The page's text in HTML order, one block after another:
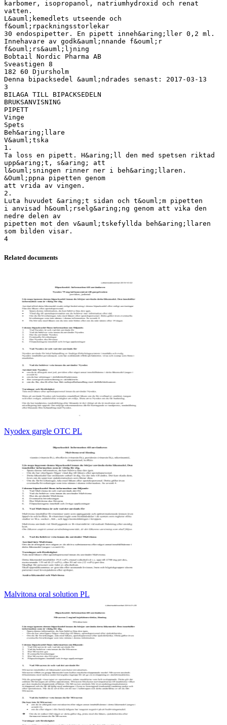
karbomer, isopropanol, natriumhydroxid och renat
vatten.
L&auml;kemedlets utseende och
f&ouml;rpackningsstorlekar
30 endospipetter. En pipett inneh&aring;ller 0,2 ml.
Innehavare av godk&auml;nnande f&ouml;r
f&ouml;rs&auml;ljning
Bobtail Nordic Pharma AB
Sveastigen 8
182 60 Djursholm
Denna bipacksedel &auml;ndrades senast: 2017-03-13
3
BILAGA TILL BIPACKSEDELN
BRUKSANVISNING
PIPETT
Vinge
Spets
Beh&aring;llare
V&auml;tska
1.
Ta loss en pipett. H&aring;ll den med spetsen riktad
upp&aring;t, s&aring; att
l&ouml;sningen rinner ner i beh&aring;llaren.
&Ouml;ppna pipetten genom
att vrida av vingen.
2.
Luta huvudet &aring;t sidan och t&ouml;m pipetten
i anvisad h&ouml;rselg&aring;ng genom att vika den
nedre delen av
pipetten mot den v&auml;tskefyllda beh&aring;llaren
som bilden visar.
Related documents
Nyodex gargle OTC PL
Malvitona oral solution PL